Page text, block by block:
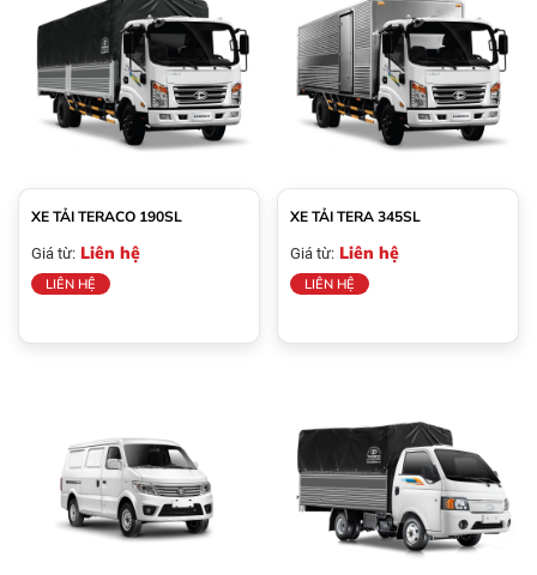
XE TẢI TERACO 190SL
Giá từ: Liên hệ
LIÊN HỆ
XE TẢI TERA 345SL
Giá từ: Liên hệ
LIÊN HỆ